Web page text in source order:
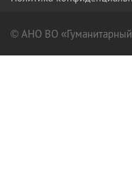
© АНО ВО «Гуманитарный